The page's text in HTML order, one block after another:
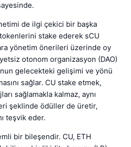
de ilgi çekici bir başka
stake ederek sCU
yönetim önerileri üzerinde oy
otonom organizasyon (DAO)
gelecekteki gelişimi ve yönü
sağlar. CU stake etmek,
sağlamakla kalmaz, aynı
şeklinde ödüller de üretir,
teşvik eder.
bir bileşendir. CU, ETH